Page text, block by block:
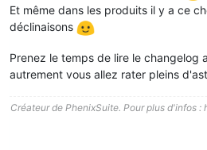
Et même dans les produits il y a ce
déclinaisons
Prenez le temps de lire le changelog
autrement vous allez rater pleins
Créateur de PhenixSuite. Pour plus d'infos :